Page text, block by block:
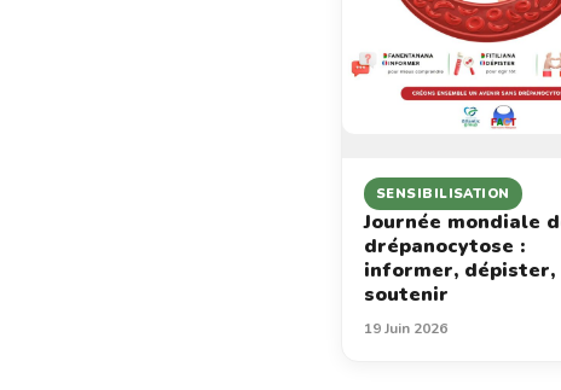
SENSIBILISATION
Journée mondiale
drépanocytose :
informer, dépister,
soutenir
19 Juin 2026